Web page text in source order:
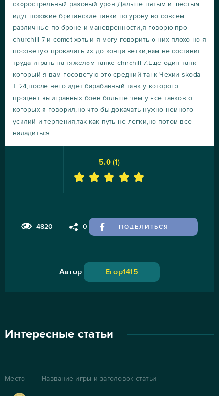
скорострельный разовый урон Дальше пятым и шестым
идут похожие британские танки по урону но совсем
различные по броне и маневренности,я говорю про
churchill 7 и comet хоть и я могу говорить о них плохо но я
посоветую прокачать их до конца ветки,вам не составит
труда играть на тяжелом танке chirchill 7.Еще один танк
который я вам посоветую это средний танк Чехии skoda
T 24,после него идет барабанный танк у которого
процент выигранных боев больше чем у все танков о
которых я говорил,но что бы докачать нужно немного
усилий и терпения,так как путь не легки,но потом все
наладиться.
4820 0 ПОДЕЛИТЬСЯ
5.0(1)
Автор Егор1415
Интересные статьи
Место Название игры и заголовок статьи